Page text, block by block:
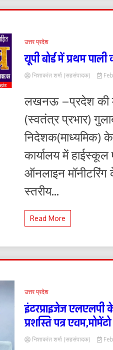
उत्तर प्रदेश
यूपी बोर्ड में प्रथम
निशाकांत शर्मा (सहसंपादक)
लखनऊ –प्रदेश की
(स्वतंत्र प्रभार)
निदेशक(माध्यमिक)
कार्यालय में हाईस्कूल
ऑनलाइन मॉनीटरिंग
स्तरीय...
Read More
उत्तर प्रदेश
इंटरप्राइजेज एलएलपी
प्रशस्ति पत्र
निशाकांत शर्मा (सहसंपादक)